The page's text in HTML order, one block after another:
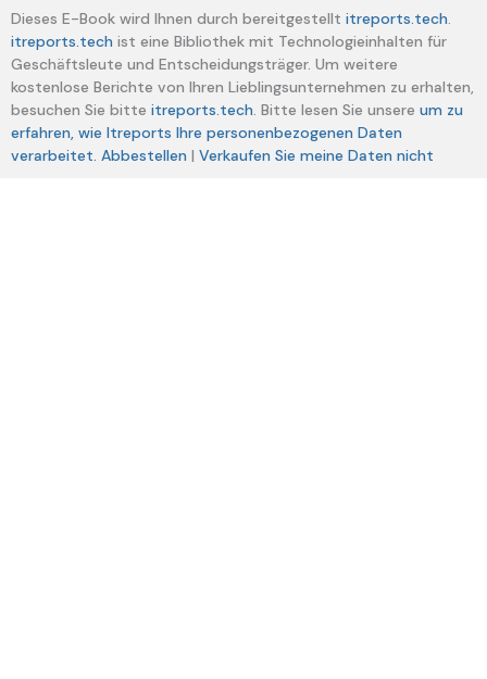
Dieses E-Book wird Ihnen durch bereitgestellt itreports.tech.
itreports.tech ist eine Bibliothek mit Technologieinhalten für
Geschäftsleute und Entscheidungsträger. Um weitere
kostenlose Berichte von Ihren Lieblingsunternehmen zu erhalten,
besuchen Sie bitte itreports.tech. Bitte lesen Sie unsere um zu
erfahren, wie Itreports Ihre personenbezogenen Daten
verarbeitet. Abbestellen | Verkaufen Sie meine Daten nicht